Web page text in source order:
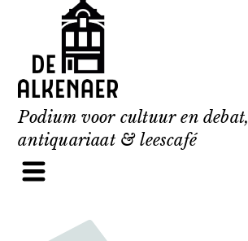
content
Podium voor cultuur en debat,
antiquariaat & leescafé